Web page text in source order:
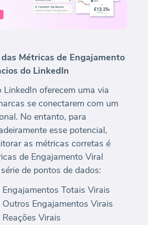
Métricas de Engajamento
do LinkedIn
LinkedIn oferecem uma via
se conectarem com um
No entanto, para
esse potencial,
as métricas corretas é
de Engajamento Viral
de pontos de dados:
Totais Virais
Engajamentos Virais
Virais